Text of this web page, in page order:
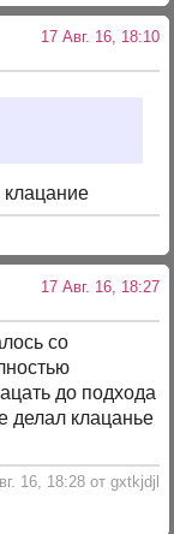
17 Авг. 16, 18:10
клацание
17 Авг. 16, 18:27
со
до подхода
делал клацанье
16, 18:28 от gxtkjdjl